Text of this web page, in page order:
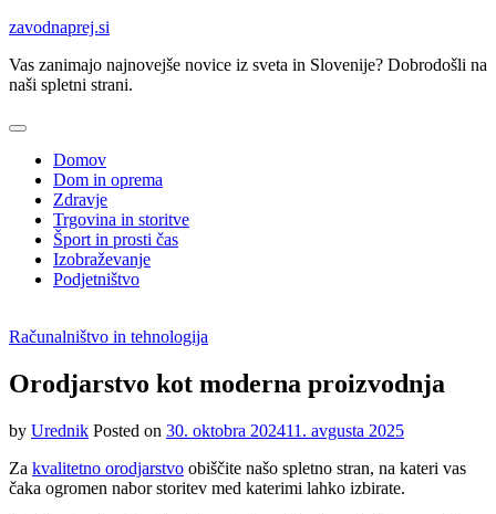
Skip
content
zavodnaprej.si
Vas zanimajo najnovejše novice iz sveta in Slovenije? Dobrodošli na
naši spletni strani.
Domov
Dom in oprema
Zdravje
Trgovina in storitve
Šport in prosti čas
Izobraževanje
Podjetništvo
Računalništvo in tehnologija
Orodjarstvo kot moderna proizvodnja
by Urednik Posted on 30. oktobra 202411. avgusta 2025
Za kvalitetno orodjarstvo obiščite našo spletno stran, na kateri vas
čaka ogromen nabor storitev med katerimi lahko izbirate.